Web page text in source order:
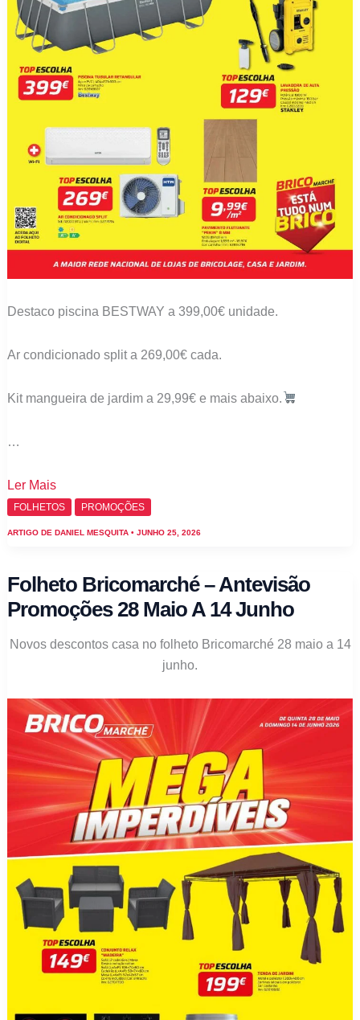
Destaco piscina BESTWAY a 399,00€ unidade.
Ar condicionado split a 269,00€ cada.
Kit mangueira de jardim a 29,99€ e mais abaixo.
…
Folheto
Bricomarché
25
junho
12
Ler Mais
FOLHETOS PROMOÇÕES
ARTIGO DE DANIEL MESQUITA • JUNHO 25, 2026
Folheto Bricomarché – Antevisão
Promoções 28 Maio A 14 Junho
Novos descontos casa no folheto Bricomarché 28 maio a 14
junho.